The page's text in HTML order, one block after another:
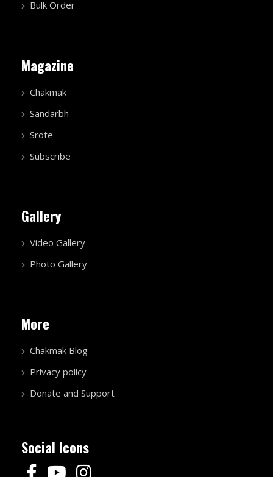
Bulk Order
Magazine
Chakmak
Sandarbh
Srote
Subscribe
Gallery
Video Gallery
Photo Gallery
More
Chakmak Blog
Privacy policy
Donate and Support
Social Icons